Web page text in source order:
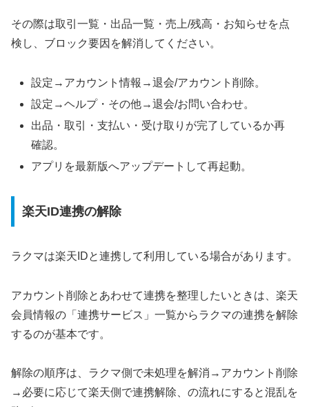
その際は取引一覧・出品一覧・売上/残高・お知らせを点
検し、ブロック要因を解消してください。
設定→アカウント情報→退会/アカウント削除。
設定→ヘルプ・その他→退会/お問い合わせ。
出品・取引・支払い・受け取りが完了しているか再
確認。
アプリを最新版へアップデートして再起動。
楽天ID連携の解除
ラクマは楽天IDと連携して利用している場合があります。
アカウント削除とあわせて連携を整理したいときは、楽天
会員情報の「連携サービス」一覧からラクマの連携を解除
するのが基本です。
解除の順序は、ラクマ側で未処理を解消→アカウント削除
→必要に応じて楽天側で連携解除、の流れにすると混乱を